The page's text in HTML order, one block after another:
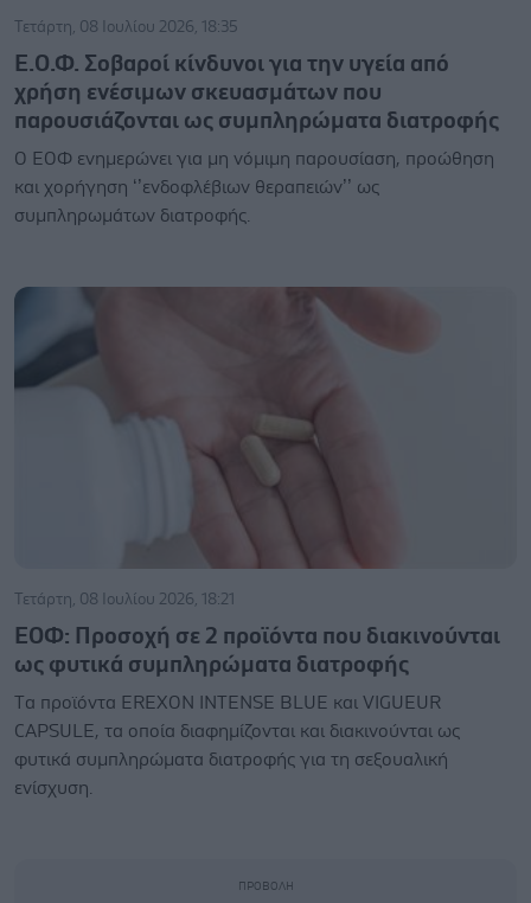
Τετάρτη, 08 Ιουλίου 2026, 18:35
Ε.Ο.Φ. Σοβαροί κίνδυνοι για την υγεία από
χρήση ενέσιμων σκευασμάτων που
παρουσιάζονται ως συμπληρώματα διατροφής
Ο ΕΟΦ ενημερώνει για μη νόμιμη παρουσίαση, προώθηση
και χορήγηση ‘’ενδοφλέβιων θεραπειών’’ ως
συμπληρωμάτων διατροφής.
Τετάρτη, 08 Ιουλίου 2026, 18:21
ΕΟΦ: Προσοχή σε 2 προϊόντα που διακινούνται
ως φυτικά συμπληρώματα διατροφής
Tα προϊόντα EREXON INTENSE BLUE και VIGUEUR
CAPSULE, τα οποία διαφημίζονται και διακινούνται ως
φυτικά συμπληρώματα διατροφής για τη σεξουαλική
ενίσχυση.